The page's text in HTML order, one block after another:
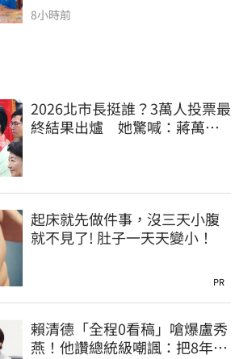
8小時前
2026北市長挺誰？3萬人投票最
終結果出爐 她驚喊：蔣萬安
起床就先做件事，沒三天小腹
就不見了! 肚子一天天變小！
PR
賴清德「全程0看稿」嗆爆盧秀
燕！他讚總統級嘲諷：把8年總